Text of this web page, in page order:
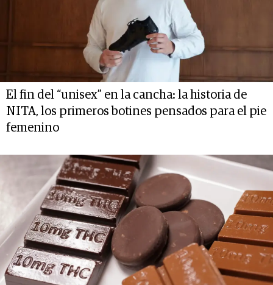
El fin del “unisex” en la cancha: la historia de
NITA, los primeros botines pensados para el pie
femenino